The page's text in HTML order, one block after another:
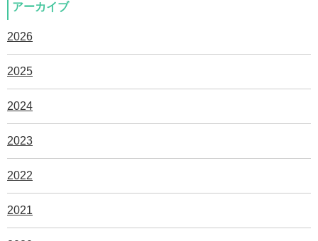
アーカイブ
2026
2025
2024
2023
2022
2021